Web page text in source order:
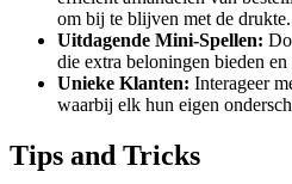
om bij te blijven met de drukte.
Uitdagende Mini-Spellen:
die extra beloningen bieden
Unieke Klanten: Interageer
waarbij elk hun eigen
Tips and Tricks